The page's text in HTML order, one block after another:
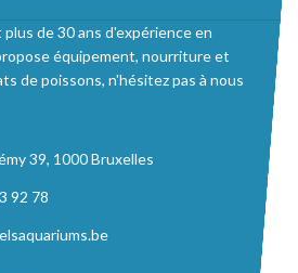
de 30 ans d'expérience en
équipement, nourriture et
de poissons, n'hésitez pas à nous
39, 1000 Bruxelles
92 78